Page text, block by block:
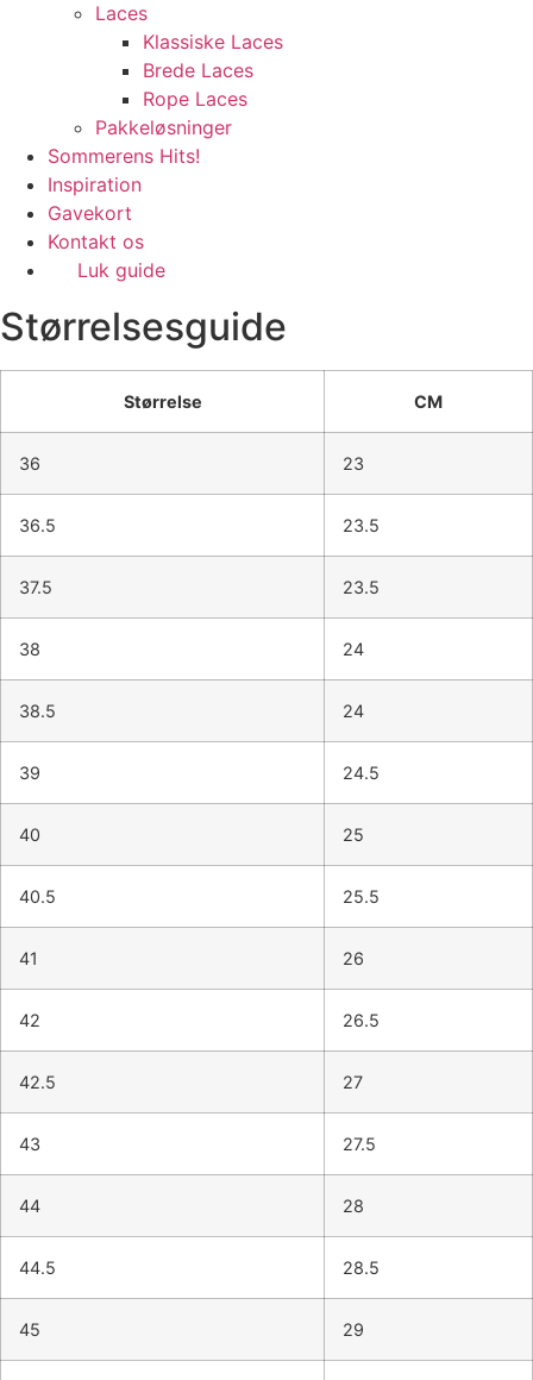
Laces
Klassiske Laces
Brede Laces
Rope Laces
Pakkeløsninger
Sommerens Hits!
Inspiration
Gavekort
Kontakt os
Luk guide
Størrelsesguide
Størrelse CM
36 23
36.5 23.5
37.5 23.5
38 24
38.5 24
39 24.5
40 25
40.5 25.5
41 26
42 26.5
42.5 27
43 27.5
44 28
44.5 28.5
45 29